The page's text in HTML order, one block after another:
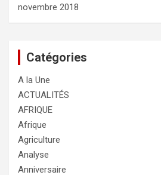
novembre 2018
Catégories
A la Une
ACTUALITÉS
AFRIQUE
Afrique
Agriculture
Analyse
Anniversaire